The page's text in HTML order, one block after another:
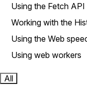
Using the Fetch API
Working with the
Using the Web
Using web workers
All